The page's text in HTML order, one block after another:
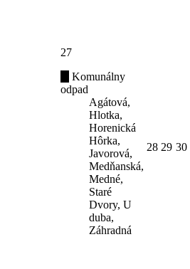
27
Komunálny
odpad
Agátová,
Hlotka,
Horenická
Hôrka,
Javorová,
Medňanská,
Medné,
Staré
Dvory, U
duba,
Záhradná
28 29 30